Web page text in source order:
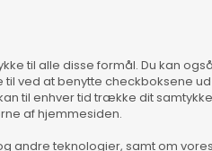
til alle disse formål. Du kan
ved at benytte checkboksene
til enhver tid trække dit
af hjemmesiden.
andre teknologier, samt om
flere størrelser
- Bright Fuschia